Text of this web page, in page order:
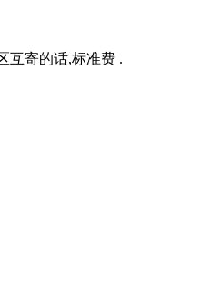
互寄的话,标准费 .